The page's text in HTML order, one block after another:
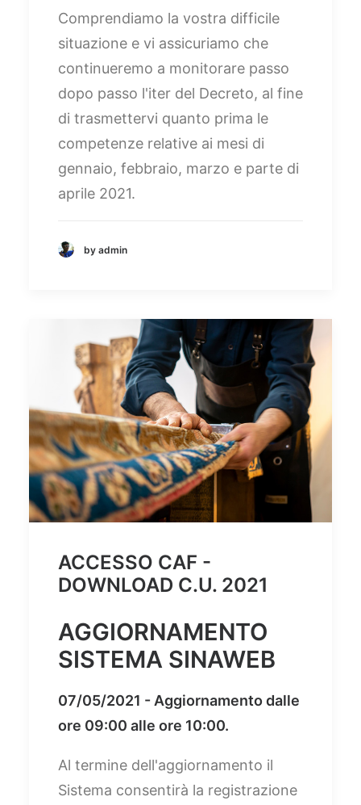
Comprendiamo la vostra difficile
situazione e vi assicuriamo che
continueremo a monitorare passo
dopo passo l'iter del Decreto, al fine
di trasmettervi quanto prima le
competenze relative ai mesi di
gennaio, febbraio, marzo e parte di
aprile 2021.
by admin
ACCESSO CAF -
DOWNLOAD C.U. 2021
AGGIORNAMENTO
SISTEMA SINAWEB
07/05/2021 - Aggiornamento dalle
ore 09:00 alle ore 10:00.
Al termine dell'aggiornamento il
Sistema consentirà la registrazione